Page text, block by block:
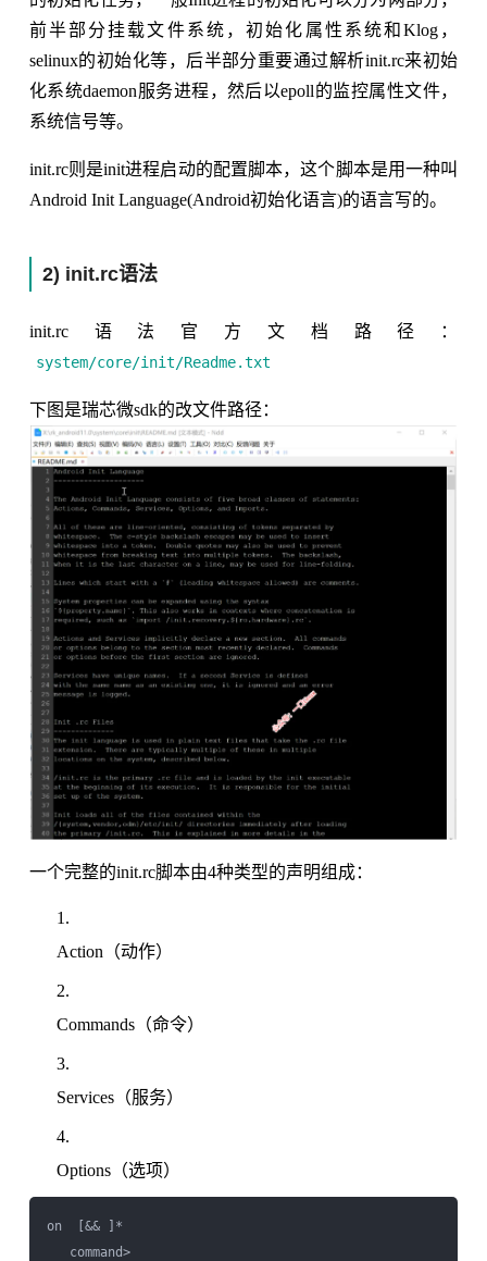
前半部分挂载文件系统，初始化属性系统和Klog，
selinux的初始化等，后半部分重要通过解析init.rc来初始
化系统daemon服务进程，然后以epoll的监控属性文件，
系统信号等。
init.rc则是init进程启动的配置脚本，这个脚本是用一种叫
Android Init Language(Android初始化语言)的语言写的。
2) init.rc语法
init.rc语法官方文档路径：
system/core/init/Readme.txt
下图是瑞芯微sdk的改文件路径：
一个完整的init.rc脚本由4种类型的声明组成：
Action（动作）
Commands（命令）
Services（服务）
Options（选项）
on [&&
]*
command>